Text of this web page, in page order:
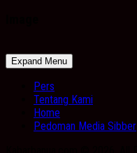
Expand Menu
Pers
Tentang Kami
Home
Pedoman Media Sibber